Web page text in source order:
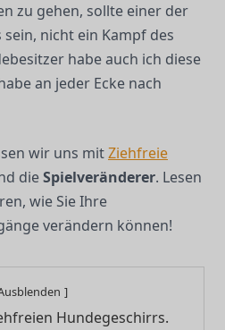
zu gehen, sollte einer der
nicht ein Kampf des
habe auch ich diese
an jeder Ecke nach
wir uns mitZiehfreie
dieSpielveränderer. Lesen
wie Sie Ihre
verändern können!
Hundegeschirrs.